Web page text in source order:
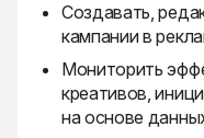
Создавать,
кампании в
Мониторить
креативов,
на основе